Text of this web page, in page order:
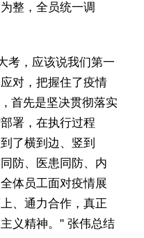
整，全员统一调
考，应该说我们第一
对，把握住了疫情
首先是坚决贯彻落实
署，在执行过程
了横到边、竖到
防、医患同防、内
体员工面对疫情展
、通力合作，真正
义精神。" 张伟总结